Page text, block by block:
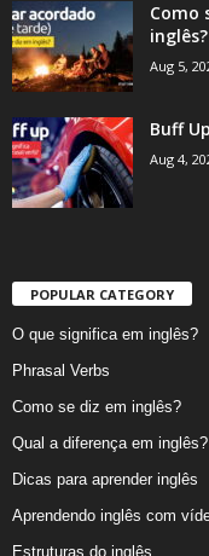
Como
inglês?
Aug 5,
Buff
Aug 4,
POPULAR CATEGORY
O que significa em inglês?
Phrasal Verbs
Como se diz em inglês?
Qual a diferença em inglês?
Dicas para aprender inglês
Aprendendo inglês com
Estruturas do inglês